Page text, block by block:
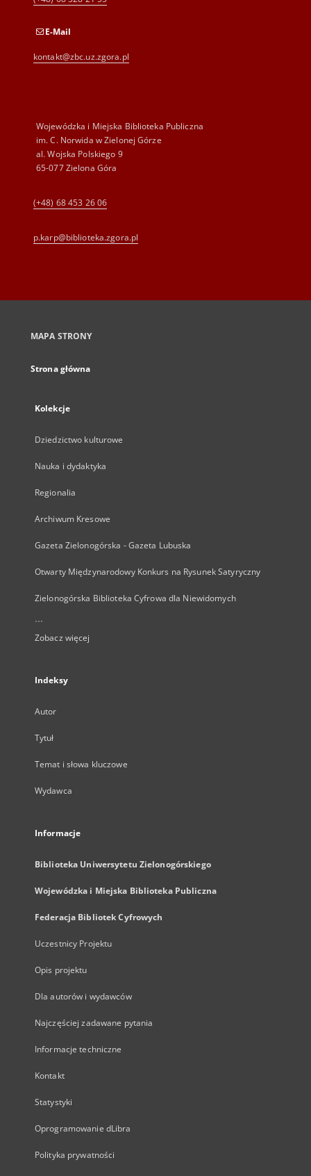
E-Mail
kontakt@zbc.uz.zgora.pl
Wojewódzka i Miejska Biblioteka Publiczna
im. C. Norwida w Zielonej Górze
al. Wojska Polskiego 9
65-077 Zielona Góra
(+48) 68 453 26 06
p.karp@biblioteka.zgora.pl
MAPA STRONY
Strona główna
Kolekcje
Dziedzictwo kulturowe
Nauka i dydaktyka
Regionalia
Archiwum Kresowe
Gazeta Zielonogórska - Gazeta Lubuska
Otwarty Międzynarodowy Konkurs na Rysunek Satyryczny
Zielonogórska Biblioteka Cyfrowa dla Niewidomych
...
Zobacz więcej
Indeksy
Autor
Tytuł
Temat i słowa kluczowe
Wydawca
Informacje
Biblioteka Uniwersytetu Zielonogórskiego
Wojewódzka i Miejska Biblioteka Publiczna
Federacja Bibliotek Cyfrowych
Uczestnicy Projektu
Opis projektu
Dla autorów i wydawców
Najczęściej zadawane pytania
Informacje techniczne
Kontakt
Statystyki
Oprogramowanie dLibra
Polityka prywatności